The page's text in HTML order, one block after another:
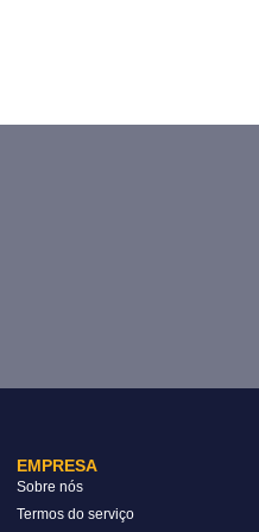
EMPRESA
Sobre nós
Termos do serviço